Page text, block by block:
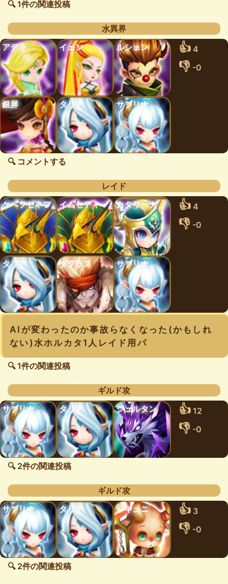
🔍 1件の関連投稿
水異界
アデラ
イェン ルシェン 👍 4
👎 -0
銀屏 タリア サブリナ
🔍 コメントする
レイド
ケベフセネフ
イムセティ カタリーナ 👍 4
👎 -0
タリア ダグラス サブリナ
AIが変わったのか事故らなくなった(かもしれ
ない)水ホルカタ1人レイド用パ
🔍 1件の関連投稿
ギルド攻
サブリナ
タリア ジュルタン 👍 12
👎 -0
🔍 2件の関連投稿
ギルド攻
サブリナ
タリア ラキュニ 👍 3
👎 -0
🔍 2件の関連投稿